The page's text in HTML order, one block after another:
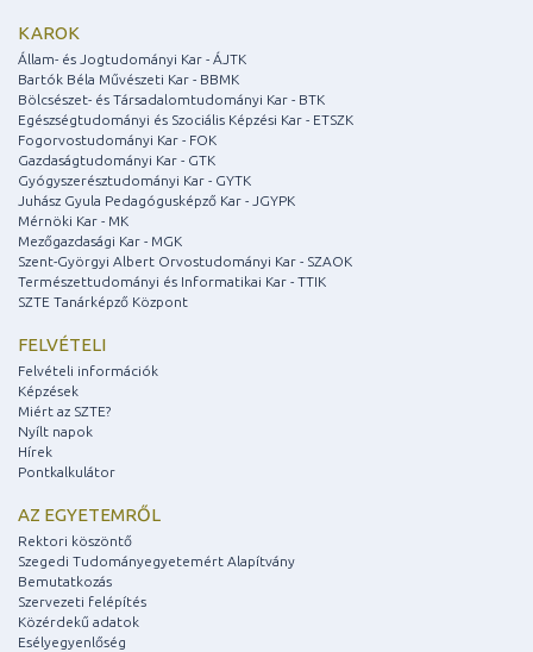
KAROK
Állam- és Jogtudományi Kar - ÁJTK
Bartók Béla Művészeti Kar - BBMK
Bölcsészet- és Társadalomtudományi Kar - BTK
Egészségtudományi és Szociális Képzési Kar - ETSZK
Fogorvostudományi Kar - FOK
Gazdaságtudományi Kar - GTK
Gyógyszerésztudományi Kar - GYTK
Juhász Gyula Pedagógusképző Kar - JGYPK
Mérnöki Kar - MK
Mezőgazdasági Kar - MGK
Szent-Györgyi Albert Orvostudományi Kar - SZAOK
Természettudományi és Informatikai Kar - TTIK
SZTE Tanárképző Központ
FELVÉTELI
Felvételi információk
Képzések
Miért az SZTE?
Nyílt napok
Hírek
Pontkalkulátor
AZ EGYETEMRŐL
Rektori köszöntő
Szegedi Tudományegyetemért Alapítvány
Bemutatkozás
Szervezeti felépítés
Közérdekű adatok
Esélyegyenlőség